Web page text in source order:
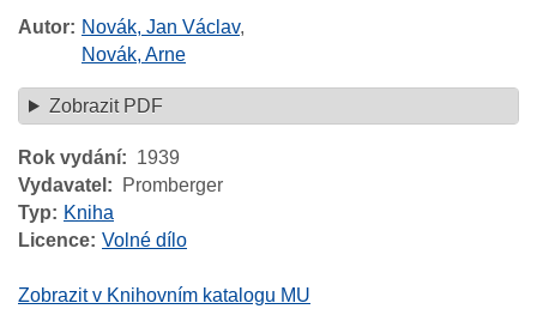
Autor Novák, Jan Václav,
Novák, Arne
Zobrazit PDF
Rok vydání
1939
Vydavatel
Promberger
Typ
Kniha
Licence Volné dílo
Zobrazit v Knihovním katalogu MU